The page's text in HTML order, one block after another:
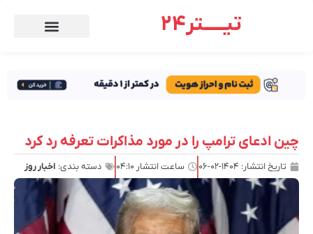
تیـــــتر24
چین ادعای ترامپ را در مورد مذاکرات تعرفه رد کرد
تاریخ انتشار: ۱۴۰۴-۰۲-۰۶ ساعت انتشار ۰۴:۱۰ دسته بندی: اخبار روز